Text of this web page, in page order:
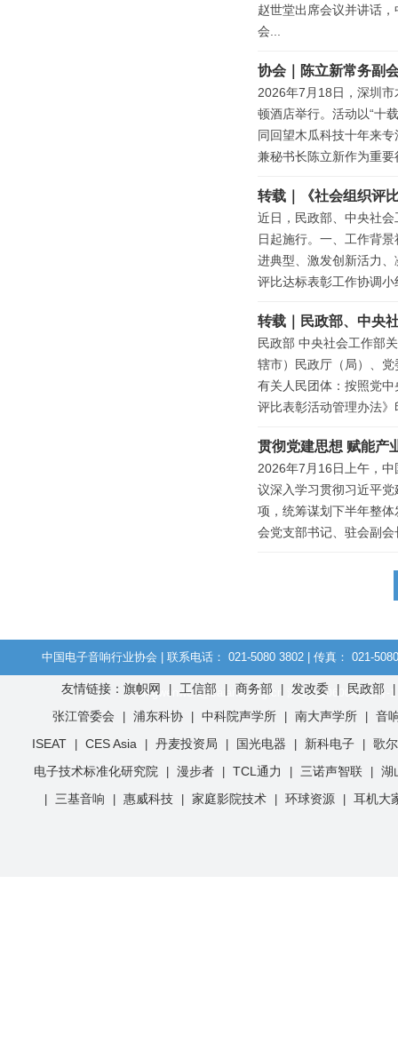
赵世堂出席会议并讲话
会...
协会｜陈立新常务副
2026年7月18日，深圳
顿酒店举行。活动以“十
同回望木瓜科技十年来
兼秘书长陈立新作为重
转载｜《社会组织评
近日，民政部、中央社
日起施行。一、工作背
进典型、激发创新活力
评比达标表彰工作协调
转载｜民政部、中央
民政部 中央社会工作部
辖市）民政厅（局）、
有关人民团体：按照党
评比表彰活动管理办法
贯彻党建思想 赋能
2026年7月16日上午，
议深入学习贯彻习近平
项，统筹谋划下半年整
会党支部书记、驻会副
中国电子音响行业协会 | 联系电话： 021-5080 3802 | 传真： 021-
dingwenwen@caianet.org.cn 沪ICP备06004243号-1
友情链接：旗帜网 工信部 商务部 发改委 民政部
张江管委会 浦东科协 中科院声学所 南大声学所
音
ISEAT
CES Asia 丹麦投资局 国光电器 新科电子
歌
电子技术标准化研究院
漫步者 TCL通力 三诺声智联 湖
三基音响 惠威科技 家庭影院技术 环球资源 耳机大